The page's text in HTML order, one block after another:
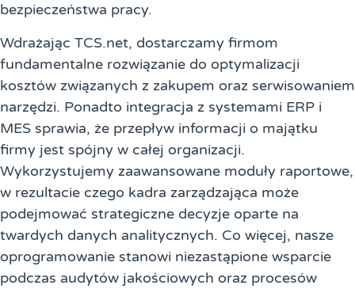
bezpieczeństwa pracy.
Wdrażając TCS.net, dostarczamy firmom
fundamentalne rozwiązanie do optymalizacji
kosztów związanych z zakupem oraz serwisowaniem
narzędzi. Ponadto integracja z systemami ERP i
MES sprawia, że przepływ informacji o majątku
firmy jest spójny w całej organizacji.
Wykorzystujemy zaawansowane moduły raportowe,
w rezultacie czego kadra zarządzająca może
podejmować strategiczne decyzje oparte na
twardych danych analitycznych. Co więcej, nasze
oprogramowanie stanowi niezastąpione wsparcie
podczas audytów jakościowych oraz procesów